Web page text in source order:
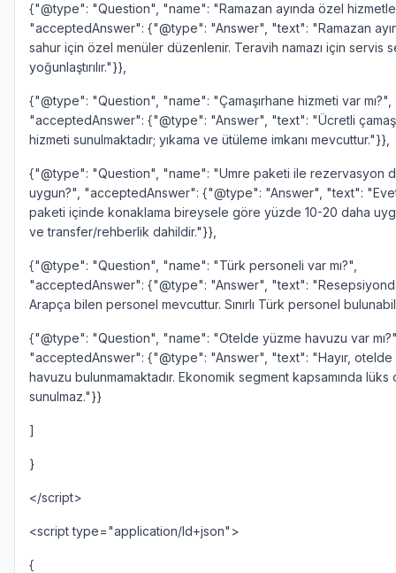
{"@type": "Question", "name": "Ramazan ayında özel
"acceptedAnswer": {"@type": "Answer", "text": "Ramazan
sahur için özel menüler düzenlenir. Teravih namazı için servis
yoğunlaştırılır."}},
{"@type": "Question", "name": "Çamaşırhane hizmeti var mı?",
"acceptedAnswer": {"@type": "Answer", "text": "Ücretli
hizmeti sunulmaktadır; yıkama ve ütüleme imkanı mevcuttur."}},
{"@type": "Question", "name": "Umre paketi ile rezervasyon
uygun?", "acceptedAnswer": {"@type": "Answer", "text":
paketi içinde konaklama bireysele göre yüzde 10-20 daha
ve transfer/rehberlik dahildir."}},
{"@type": "Question", "name": "Türk personeli var mı?",
"acceptedAnswer": {"@type": "Answer", "text":
Arapça bilen personel mevcuttur. Sınırlı Türk personel
{"@type": "Question", "name": "Otelde yüzme havuzu var
"acceptedAnswer": {"@type": "Answer", "text": "Hayır, otelde
havuzu bulunmamaktadır. Ekonomik segment kapsamında lüks
sunulmaz."}}
]
}
</script>
<script type="application/ld+json">
{